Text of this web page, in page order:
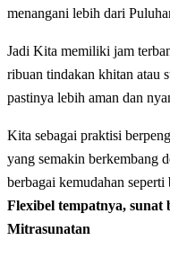
menangani lebih dari
Jadi Kita memiliki jam
ribuan tindakan khitan atau
pastinya lebih aman dan
Kita sebagai praktisi
yang semakin berkembang
berbagai kemudahan seperti
Flexibel tempatnya, sunat
Mitrasunatan